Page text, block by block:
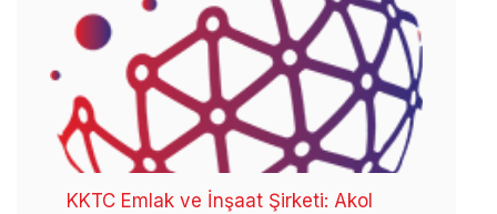
KKTC Emlak ve İnşaat Şirketi: Akol